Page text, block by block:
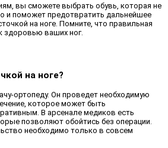
вы сможете выбрать обувь, которая не
и поможет предотвратить дальнейшее
на ноге. Помните, что правильная
здоровью ваших ног.
на ноге?
ортопеду. Он проведет необходимую
которое может быть
В арсенале медиков есть
позволяют обойтись без операции.
необходимо только в совсем